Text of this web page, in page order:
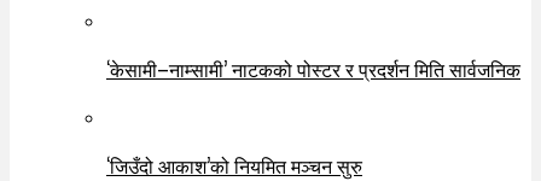
‘केसामी–नाम्सामी’ नाटकको पोस्टर र प्रदर्शन मिति सार्वजनिक
‘जिउँदो आकाश’को नियमित मञ्चन सुरु